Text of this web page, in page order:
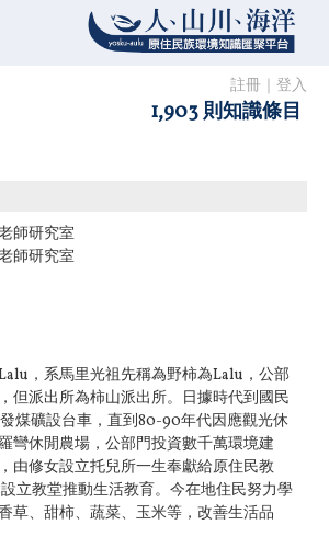
註冊 登入
1,903 則知識條目
師研究室
師研究室
，系馬里光祖先稱為野柿為Lalu，公部
但派出所為柿山派出所。日據時代到國民
煤礦設台車，直到80-90年代因應觀光休
彎休閒農場，公部門投資數千萬環境建
由修女設立托兒所一生奉獻給原住民教
立教堂推動生活教育。今在地住民努力學
草、甜柿、蔬菜、玉米等，改善生活品